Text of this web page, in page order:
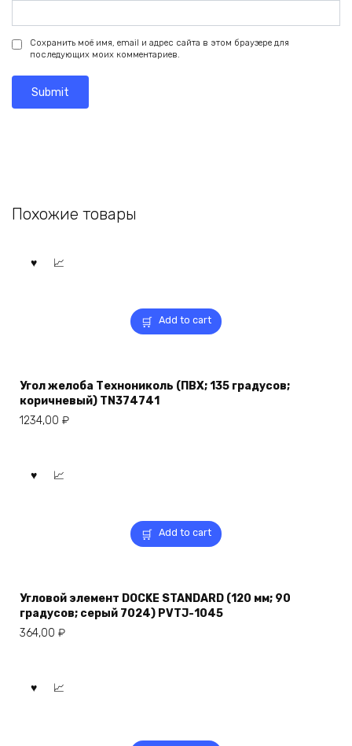
Сохранить моё имя, email и адрес сайта в этом браузере для
последующих моих комментариев.
Похожие товары
Add to cart
Угол желоба Технониколь (ПВХ; 135 градусов;
коричневый) TN374741
1234,00 ₽
Add to cart
Угловой элемент DOCKE STANDARD (120 мм; 90
градусов; серый 7024) PVTJ-1045
364,00 ₽